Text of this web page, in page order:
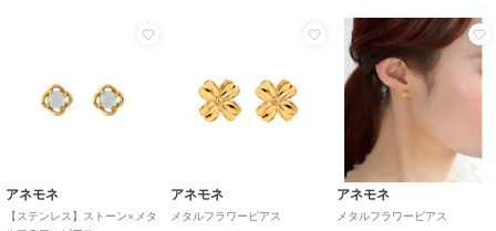
アネモネ
【ステンレス】ストーン×メタ
アネモネ
メタルフラワーピアス
アネモネ
メタルフラワーピアス